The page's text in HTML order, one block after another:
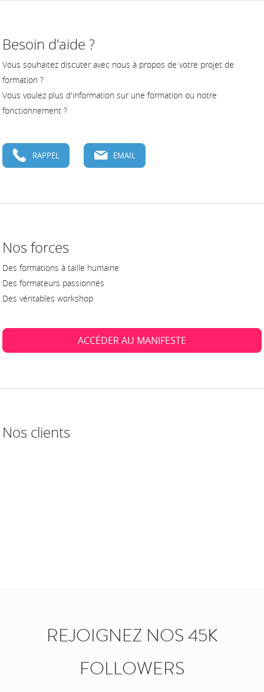
Besoin d'aide ?
Vous souhaitez discuter avec nous à propos de votre projet de
formation ?
Vous voulez plus d'information sur une formation ou notre
fonctionnement ?
RAPPEL EMAIL
Nos forces
Des formations à taille humaine
Des formateurs passionnés
Des véritables workshop
ACCÉDER AU MANIFESTE
Nos clients
REJOIGNEZ NOS 45K
FOLLOWERS